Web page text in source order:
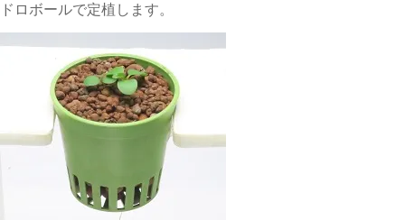
ドロボールで定植します。